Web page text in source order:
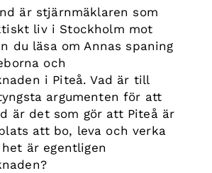
är stjärnmäklaren som
liv i Stockholm mot
du läsa om Annas spaning
och
i Piteå. Vad är till
argumenten för att
är det som gör att Piteå är
att bo, leva och verka
är egentligen